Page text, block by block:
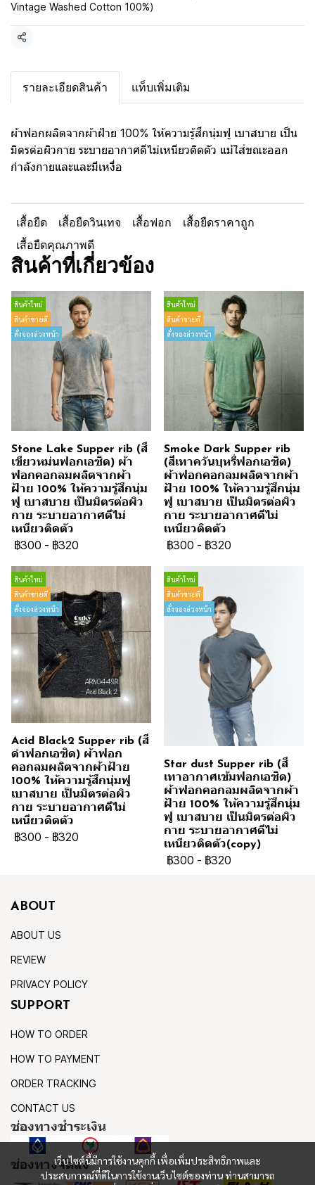
Vintage Washed Cotton 100%)
แชร์
รายละเอียดสินค้า แท็บเพิ่มเติม
ผ้าฟอกผลิตจากผ้าฝ้าย 100% ให้ความรู้สึกนุ่มฟู เบาสบาย เป็น
มิตรต่อผิวกาย ระบายอากาศดีไม่เหนียวติดตัว แม้ใส่ขณะออก
กำลังกายและและมีเหงื่อ
เสื้อยืด เสื้อยืดวินเทจ เสื้อฟอก
เสื้อยืดราคาถูก
เสื้อยืดคุณภาพดี
สินค้าที่เกี่ยวข้อง
สินค้าใหม่
สินค้าขายดี
สั่งจองล่วงหน้า
Stone Lake Supper rib (สี
เขียวหม่นฟอกเอซิด) ผ้า
ฟอกคอกลมผลิตจากผ้า
ฝ้าย 100% ให้ความรู้สึกนุ่ม
ฟู เบาสบาย เป็นมิตรต่อผิว
กาย ระบายอากาศดีไม่
เหนียวติดตัว
฿300 - ฿320
สินค้าใหม่
สินค้าขายดี
สั่งจองล่วงหน้า
Smoke Dark Supper rib
(สีเทาควันบุหรี่ฟอกเอซิด)
ผ้าฟอกคอกลมผลิตจากผ้า
ฝ้าย 100% ให้ความรู้สึกนุ่ม
ฟู เบาสบาย เป็นมิตรต่อผิว
กาย ระบายอากาศดีไม่
เหนียวติดตัว
฿300 - ฿320
สินค้าใหม่
สินค้าขายดี
สั่งจองล่วงหน้า
Acid Black2 Supper rib (สี
ดำฟอกเอซิด) ผ้าฟอก
คอกลมผลิตจากผ้าฝ้าย
100% ให้ความรู้สึกนุ่มฟู
เบาสบาย เป็นมิตรต่อผิว
กาย ระบายอากาศดีไม่
เหนียวติดตัว
฿300 - ฿320
สินค้าใหม่
สินค้าขายดี
สั่งจองล่วงหน้า
Star dust Supper rib (สี
เทาอากาศเข้มฟอกเอซิด)
ผ้าฟอกคอกลมผลิตจากผ้า
ฝ้าย 100% ให้ความรู้สึกนุ่ม
ฟู เบาสบาย เป็นมิตรต่อผิว
กาย ระบายอากาศดีไม่
เหนียวติดตัว(copy)
฿300 - ฿320
เว็บไซต์นี้มีการใช้งานคุกกี้ เพื่อเพิ่มประสิทธิภาพและ
ประสบการณ์ที่ดีในการใช้งานเว็บไซต์ของท่าน ท่านสามารถ
ABOUT
ABOUT US
REVIEW
PRIVACY POLICY
SUPPORT
HOW TO ORDER
HOW TO PAYMENT
ORDER TRACKING
CONTACT US
ช่องทางชำระเงิน
ช่องทางจัดส่ง